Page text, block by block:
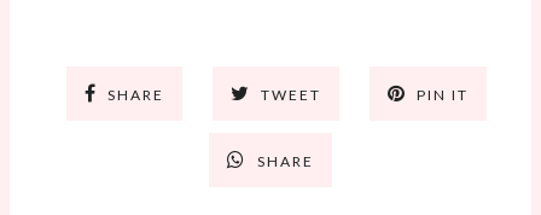
SHARE TWEET PIN IT
SHARE